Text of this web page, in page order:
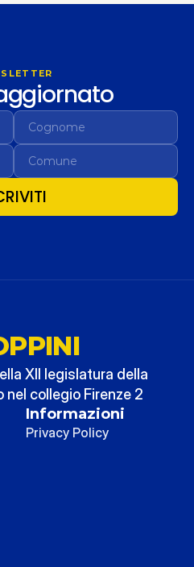
XII legislatura della
nel collegio Firenze 2
Informazioni
Privacy Policy